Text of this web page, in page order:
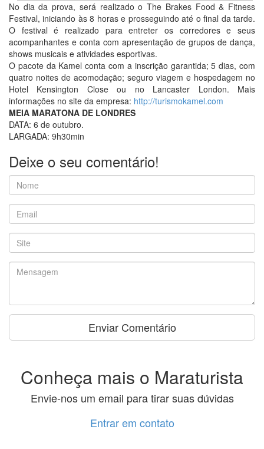
No dia da prova, será realizado o The Brakes Food & Fitness
Festival, iniciando às 8 horas e prosseguindo até o final da tarde.
O festival é realizado para entreter os corredores e seus
acompanhantes e conta com apresentação de grupos de dança,
shows musicais e atividades esportivas.
O pacote da Kamel conta com a inscrição garantida; 5 dias, com
quatro noites de acomodação; seguro viagem e hospedagem no
Hotel Kensington Close ou no Lancaster London. Mais
informações no site da empresa: http://turismokamel.com
MEIA MARATONA DE LONDRES
DATA: 6 de outubro.
LARGADA: 9h30min
Deixe o seu comentário!
Conheça mais o Maraturista
Envie-nos um email para tirar suas dúvidas
Entrar em contato